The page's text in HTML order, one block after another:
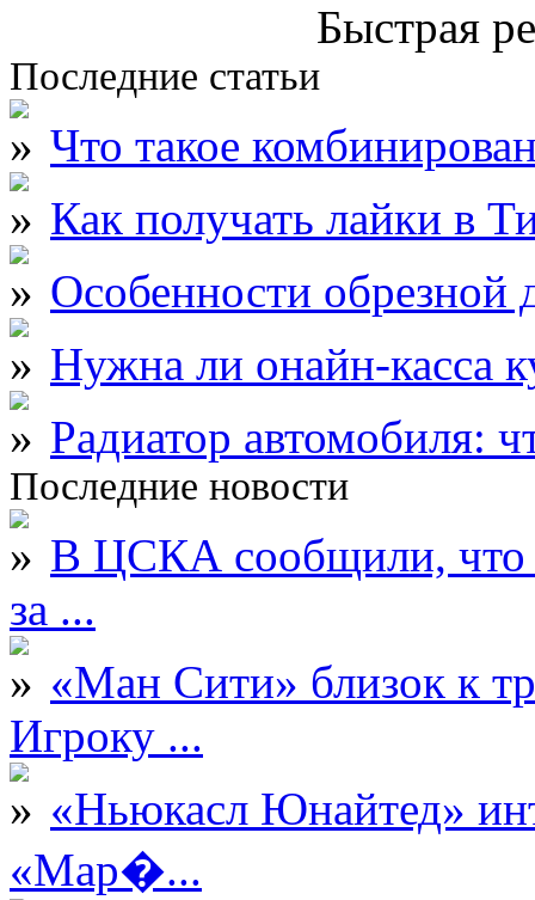
Быстрая
Последние статьи
Что такое
Как получать лайки в
Особенности обрезной
Нужна ли онайн-касса
Радиатор автомобиля:
Последние новости
В ЦСКА сообщили, что
за ...
«Ман Сити» близок к
Игроку ...
«Ньюкасл Юнайтед»
«Мар�...